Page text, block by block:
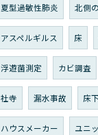
夏型過敏性肺炎 北側
アスペルギルス 床
浮遊菌測定 カビ調査
社寺 漏水事故 床
ハウスメーカー ユニ